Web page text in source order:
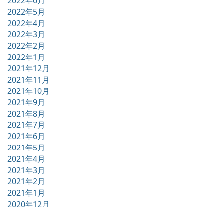
2022年5月
2022年4月
2022年3月
2022年2月
2022年1月
2021年12月
2021年11月
2021年10月
2021年9月
2021年8月
2021年7月
2021年6月
2021年5月
2021年4月
2021年3月
2021年2月
2021年1月
2020年12月